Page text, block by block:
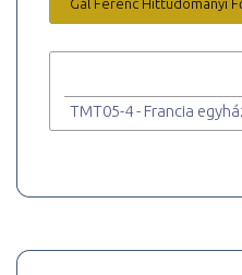
Gál Ferenc Hittudományi
TMT05-4 - Francia